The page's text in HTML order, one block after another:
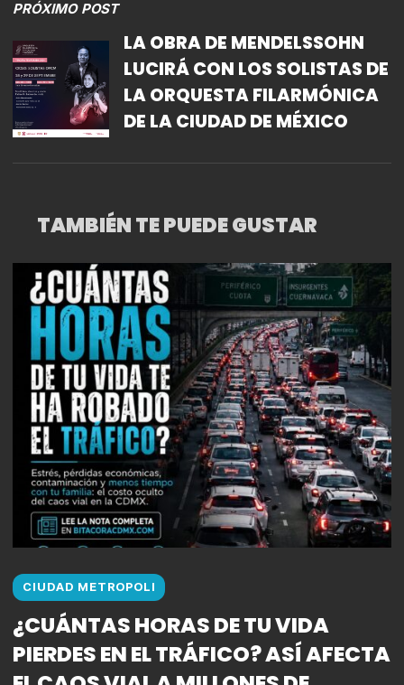
PRÓXIMO POST
LA OBRA DE MENDELSSOHN
LUCIRÁ CON LOS SOLISTAS DE
LA ORQUESTA FILARMÓNICA
DE LA CIUDAD DE MÉXICO
TAMBIÉN TE PUEDE GUSTAR
CIUDAD METROPOLI
¿CUÁNTAS HORAS DE TU VIDA
PIERDES EN EL TRÁFICO? ASÍ AFECTA